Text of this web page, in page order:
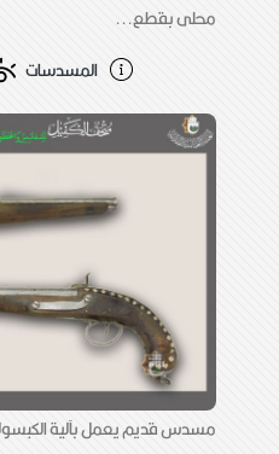
محلى بقطع...
المسدسات
مسدس قديم يعمل بآلية